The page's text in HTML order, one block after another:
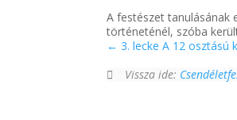
A festészet tanulásának
történeténél, szóba
3. lecke A 12 osztású
Vissza ide: